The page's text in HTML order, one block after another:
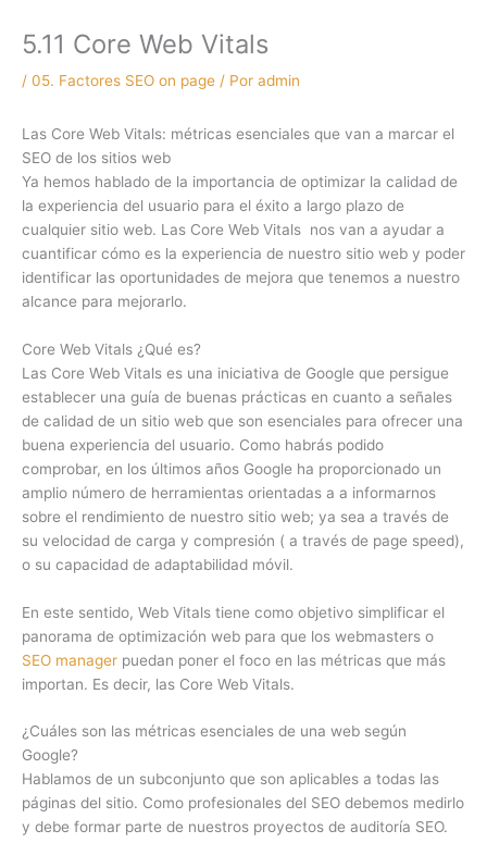
5.11 Core Web Vitals
/ 05. Factores SEO on page / Por admin
Las Core Web Vitals: métricas esenciales que van a marcar el
SEO de los sitios web
Ya hemos hablado de la importancia de optimizar la calidad de
la experiencia del usuario para el éxito a largo plazo de
cualquier sitio web. Las Core Web Vitals nos van a ayudar a
cuantificar cómo es la experiencia de nuestro sitio web y poder
identificar las oportunidades de mejora que tenemos a nuestro
alcance para mejorarlo.
Core Web Vitals ¿Qué es?
Las Core Web Vitals es una iniciativa de Google que persigue
establecer una guía de buenas prácticas en cuanto a señales
de calidad de un sitio web que son esenciales para ofrecer una
buena experiencia del usuario. Como habrás podido
comprobar, en los últimos años Google ha proporcionado un
amplio número de herramientas orientadas a a informarnos
sobre el rendimiento de nuestro sitio web; ya sea a través de
su velocidad de carga y compresión ( a través de page speed),
o su capacidad de adaptabilidad móvil.
En este sentido, Web Vitals tiene como objetivo simplificar el
panorama de optimización web para que los webmasters o
SEO manager puedan poner el foco en las métricas que más
importan. Es decir, las Core Web Vitals.
¿Cuáles son las métricas esenciales de una web según
Google?
Hablamos de un subconjunto que son aplicables a todas las
páginas del sitio. Como profesionales del SEO debemos medirlo
y debe formar parte de nuestros proyectos de auditoría SEO.